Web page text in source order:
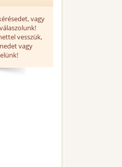
vagy
vesszük,
vagy